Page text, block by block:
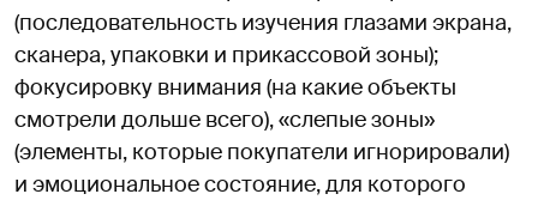
(последовательность изучения глазами экрана,
сканера, упаковки и прикассовой зоны);
фокусировку внимания (на какие объекты
смотрели дольше всего), «слепые зоны»
(элементы, которые покупатели игнорировали)
и эмоциональное состояние, для которого